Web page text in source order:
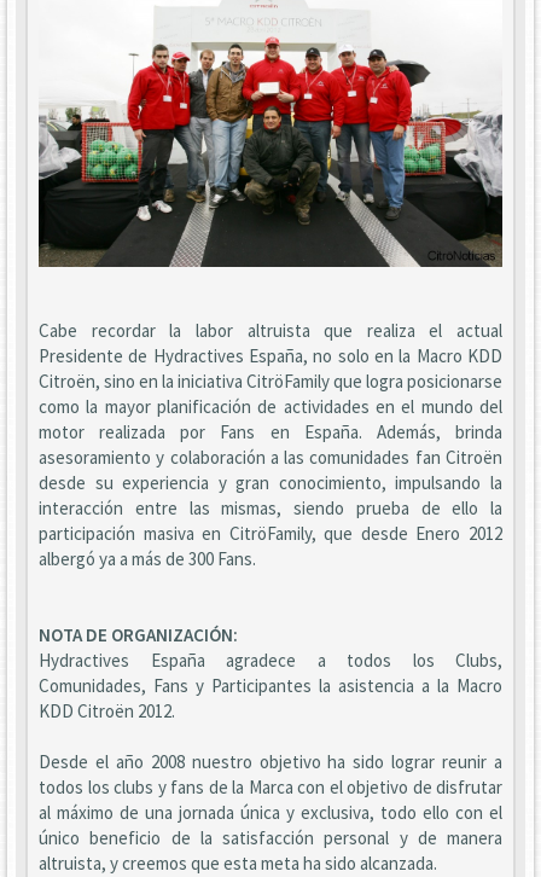
Cabe recordar la labor altruista que realiza el actual
Presidente de Hydractives España, no solo en la Macro KDD
Citroën, sino en la iniciativa CitröFamily que logra posicionarse
como la mayor planificación de actividades en el mundo del
motor realizada por Fans en España. Además, brinda
asesoramiento y colaboración a las comunidades fan Citroën
desde su experiencia y gran conocimiento, impulsando la
interacción entre las mismas, siendo prueba de ello la
participación masiva en CitröFamily, que desde Enero 2012
albergó ya a más de 300 Fans.
NOTA DE ORGANIZACIÓN:
Hydractives España agradece a todos los Clubs,
Comunidades, Fans y Participantes la asistencia a la Macro
KDD Citroën 2012.
Desde el año 2008 nuestro objetivo ha sido lograr reunir a
todos los clubs y fans de la Marca con el objetivo de disfrutar
al máximo de una jornada única y exclusiva, todo ello con el
único beneficio de la satisfacción personal y de manera
altruista, y creemos que esta meta ha sido alcanzada.